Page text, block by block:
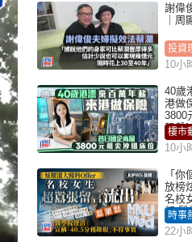
謝偉
｜周
投資
10小
40歲
港做
3800
租盤
樓市
10小
「
放榜
名校
怒 醫
「
實｜
時事
22小